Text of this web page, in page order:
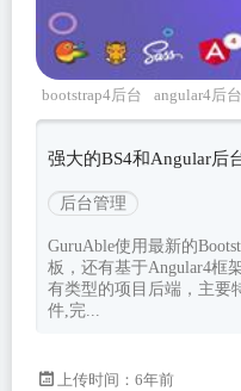
bootstrap4后台 angular4后台
板
GuruAble
强大的BS4和Angular后
后台管理
GuruAble使用最新的
板，还有基于Angular4框
有类型的项目后端，主要
件,完...
上传时间：6年前